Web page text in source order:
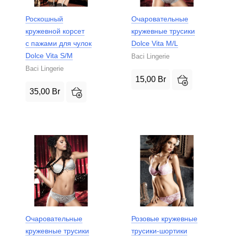
Роскошный
кружевной корсет
с пажами для чулок
Dolce Vita S/M
Baci Lingerie
35,00 Br
Очаровательные
кружевные трусики
Dolce Vita M/L
Baci Lingerie
15,00 Br
Очаровательные
кружевные трусики
Розовые кружевные
трусики-шортики